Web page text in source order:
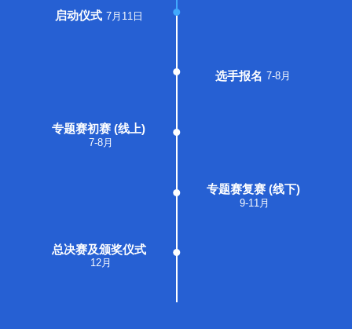
启动仪式 7月11日
选手报名 7-8月
专题赛初赛 (线上)
7-8月
专题赛复赛 (线下)
9-11月
总决赛及颁奖仪式
12月